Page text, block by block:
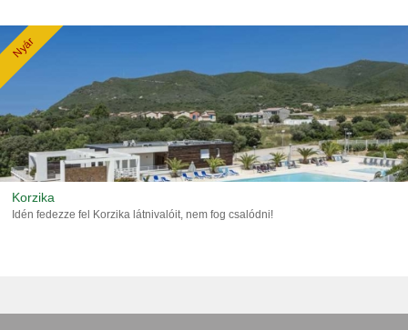
Nyár
Korzika
Idén fedezze fel Korzika látnivalóit, nem fog csalódni!